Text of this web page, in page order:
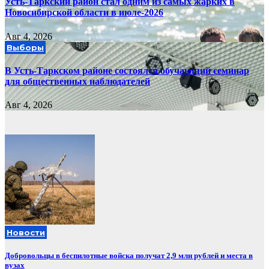
Новосибирской области в июле-2026
Авг 4, 2026
Выборы
В Усть-Таркском районе состоялся обучающий семинар
для общественных наблюдателей
Авг 4, 2026
Новости
Добровольцы в беспилотные войска получат 2,9 млн рублей и места в
вузах